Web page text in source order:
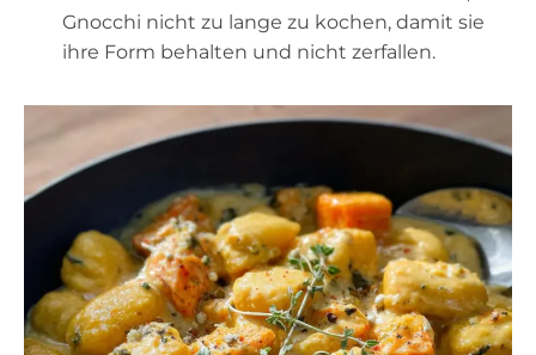
Gnocchi nicht zu lange zu kochen, damit sie
ihre Form behalten und nicht zerfallen.